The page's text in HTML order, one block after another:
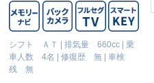
シフト ＡＴ |排気量 660cc |乗
車人数 4名
|修復歴 無 |車検
残 無